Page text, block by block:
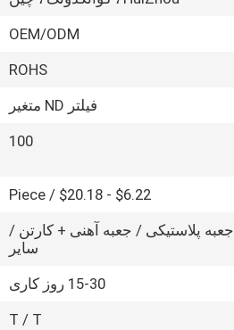
OEM/ODM
ROHS
فیلتر ND متغیر
100
$6.22 - $20.18 / Piece
جعبه پلاستیکی / جعبه آهنی + کارتن /
سایر
15-30 روز کاری
T / T